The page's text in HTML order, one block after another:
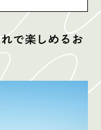
で楽しめるお